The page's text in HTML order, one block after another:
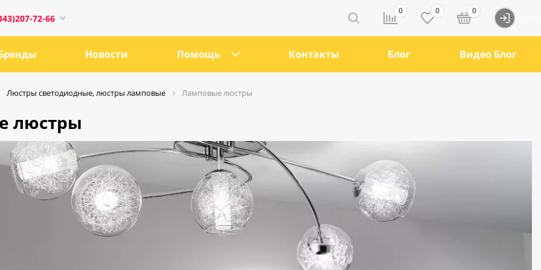
72-66
0 0 0
Новости Помощь Контакты Блог Видео Блог
Люстры светодиодные, люстры ламповые Ламповые люстры
люстры